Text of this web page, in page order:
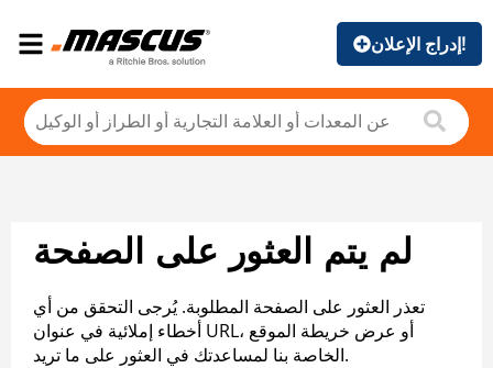
إدراج الإعلان!
لم يتم العثور على الصفحة
تعذر العثور على الصفحة المطلوبة. يُرجى التحقق من أي
أخطاء إملائية في عنوان URL، أو عرض خريطة الموقع
الخاصة بنا لمساعدتك في العثور على ما تريد.